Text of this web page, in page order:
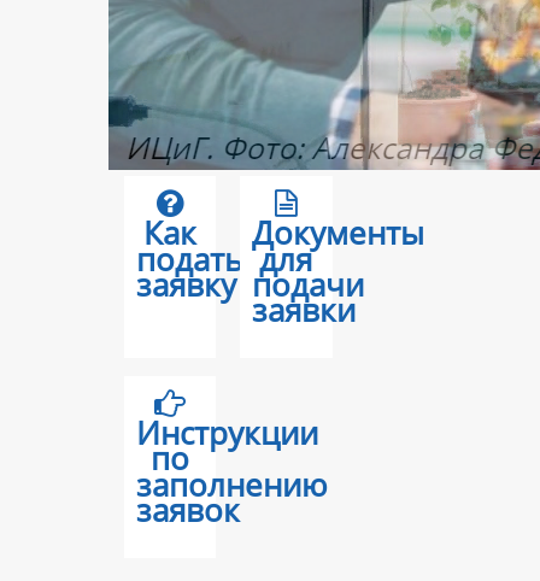
Как
подать
заявку
Документы
для
подачи
заявки
Инструкции
по
заполнению
заявок